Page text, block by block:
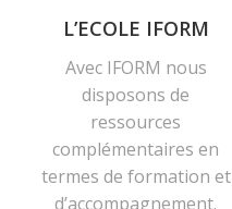
L’ECOLE IFORM
Avec IFORM nous
disposons de
ressources
complémentaires en
termes de formation et
d’accompagnement.